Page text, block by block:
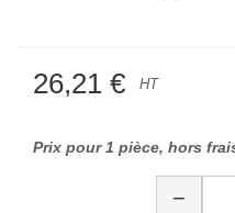
26,21 € HT
Prix pour 1 pièce, hors
−